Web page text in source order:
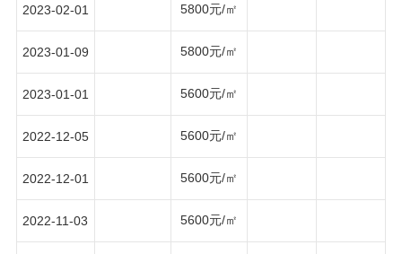
2023-02-01 5800元/㎡
2023-01-09 5800元/㎡
2023-01-01 5600元/㎡
2022-12-05 5600元/㎡
2022-12-01 5600元/㎡
2022-11-03 5600元/㎡